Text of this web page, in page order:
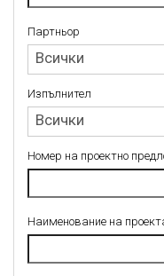
Партньор
Всички
Партньор
Изпълнител
Всички
Изпълнител
Номер на проектно
Наименование на